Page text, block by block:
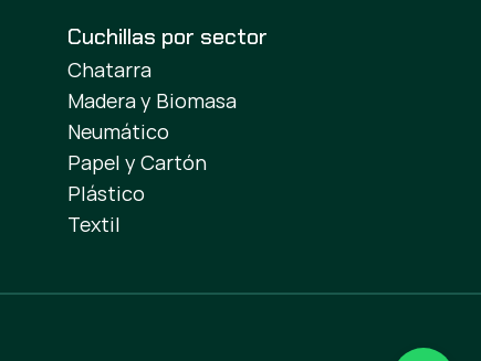
Cuchillas por sector
Chatarra
Madera y Biomasa
Neumático
Papel y Cartón
Plástico
Textil